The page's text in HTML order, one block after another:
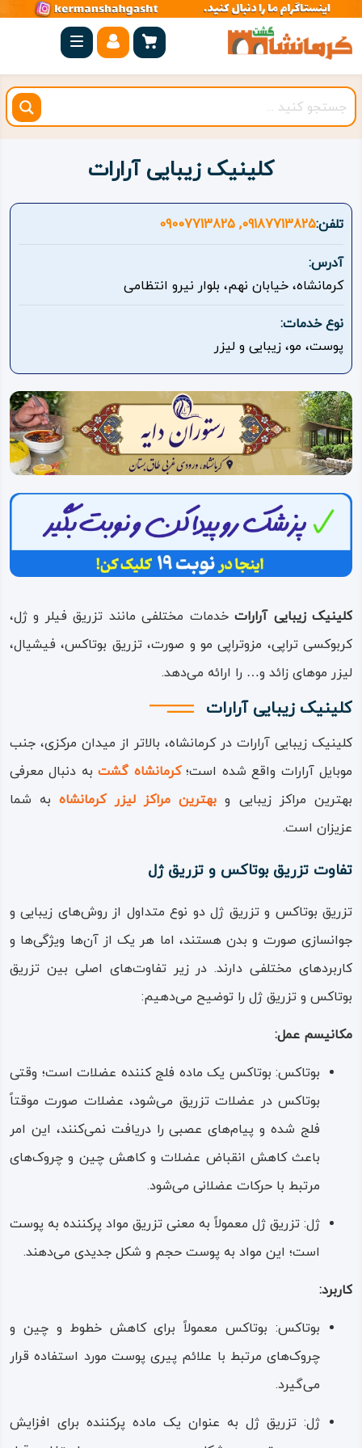
صفحه
اصلی
کرمانشاه
شهرستان
بیستون
روستاهای
هدف
اقامتگاه
ویژه
ویدئو
درباره
ما
کلینیک زیبایی آرارات
تلفن:09187713825, 09007713825
آدرس:
کرمانشاه، خیابان نهم، بلوار نیرو انتظامی
نوع خدمات:
پوست، مو، زیبایی و لیزر
کلینیک زیبایی آراراتخدمات مختلفی مانند تزریق فیلر و ژل،
کربوکسی تراپی، مزوتراپی مو و صورت، تزریق بوتاکس، فیشیال،
لیزر موهای زائد و… را ارائه می‌دهد.
کلینیک زیبایی آرارات
کلینیک زیبایی آرارات در کرمانشاه، بالاتر از میدان مرکزی، جنب
موبایل آرارات واقع شده است؛کرمانشاه گشتبه دنبال معرفی
بهترین مراکز زیبایی و بهترین مراکز لیزر کرمانشاهبه شما
عزیزان است.
تفاوت تزریق بوتاکس و تزریق ژل
تزریق بوتاکس و تزریق ژل دو نوع متداول از روش‌های زیبایی و
جوانسازی صورت و بدن هستند، اما هر یک از آن‌ها ویژگی‌ها و
کاربردهای مختلفی دارند. در زیر تفاوت‌های اصلی بین تزریق
بوتاکس و تزریق ژل را توضیح می‌دهیم:
مکانیسم عمل:
بوتاکس: بوتاکس یک ماده فلج کننده عضلات است؛ وقتی
بوتاکس در عضلات تزریق می‌شود، عضلات صورت موقتاً
فلج شده و پیام‌های عصبی را دریافت نمی‌کنند، این امر
باعث کاهش انقباض عضلات و کاهش چین و چروک‌های
مرتبط با حرکات عضلانی می‌شود.
ژل: تزریق ژل معمولاً به معنی تزریق مواد پرکننده به پوست
است؛ این مواد به پوست حجم و شکل جدیدی می‌دهند.
کاربرد:
بوتاکس: بوتاکس معمولاً برای کاهش خطوط و چین و
چروک‌های مرتبط با علائم پیری پوست مورد استفاده قرار
می‌گیرد.
ژل: تزریق ژل به عنوان یک ماده پرکننده برای افزایش